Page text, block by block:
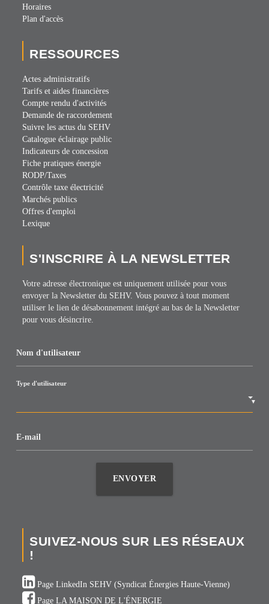
Horaires
Plan d'accès
RESSOURCES
Actes administratifs
Tarifs et aides financières
Compte rendu d'activités
Demande de raccordement
Suivre les actus du SEHV
Catalogue éclairage public
Indicateurs de concession
Fiche pratiques énergie
RODP/Taxes
Contrôle taxe électricité
Marchés publics
Offres d'emploi
Lexique
S'INSCRIRE À LA NEWSLETTER
Votre adresse électronique est uniquement utilisée pour vous
envoyer la Newsletter du SEHV. Vous pouvez à tout moment
utiliser le lien de désabonnement intégré au bas de la Newsletter
pour vous désincrire.
Nom d'utilisateur
▼
Type d'utilisateur
E-mail
ENVOYER
SUIVEZ-NOUS SUR LES RÉSEAUX
!
Page LinkedIn SEHV (Syndicat Énergies Haute-Vienne)
Page LA MAISON DE L'ÉNERGIE